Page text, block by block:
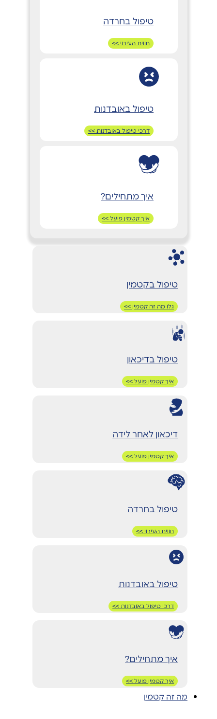
טיפול בחרדה
חווית העירוי >>
טיפול באובדנות
דרכי טיפול באובדנות >>
איך מתחילים?
איך קטמין פועל >>
טיפול בקטמין
גלו מה זה קטמין >>
טיפול בדיכאון
איך קטמין פועל >>
דיכאון לאחר לידה
איך קטמין פועל >>
טיפול בחרדה
חווית העירוי >>
טיפול באובדנות
דרכי טיפול באובדנות >>
איך מתחילים?
איך קטמין פועל >>
מה זה קטמין